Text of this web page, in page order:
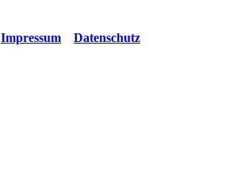
Impressum
Datenschutz